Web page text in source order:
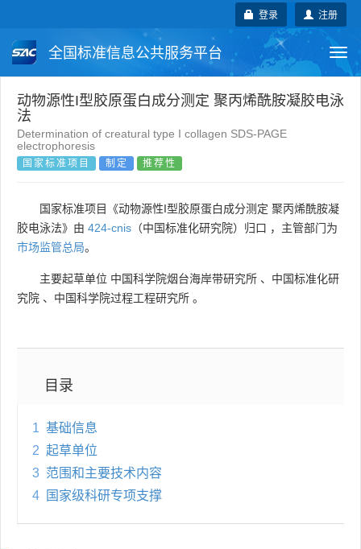
注册
登录
全国标准信息公共服务平台
国家标准 行业标准 地方标准
团体标准 企业标准 国际标准
动物源性I型胶原蛋白成分测定 聚丙烯酰胺凝胶电泳
法
Determination of creatural type Ι collagen SDS-PAGE
electrophoresis
国家标准项目 制定 推荐性
国家标准项目《动物源性I型胶原蛋白成分测定 聚丙烯酰胺凝
胶电泳法》由 424-cnis （中国标准化研究院）归口 ，主管部门为
市场监管总局。
主要起草单位 中国科学院烟台海岸带研究所 、 中国标准化研
究院 、 中国科学院过程工程研究所 。
目录
1 基础信息
2 起草单位
3 范围和主要技术内容
4
国家级科研专项支撑